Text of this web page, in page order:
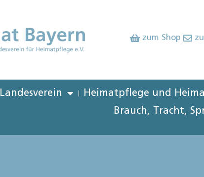
zum Shop
Landesverein Heimatpflege und
Brauch, Tracht,